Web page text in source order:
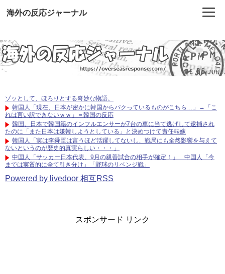
海外の反応ジャーナル
ゾッとして、ほろりとする奇妙な物語。
韓国人「現在、日本が密かに韓国からパクっているものがこちら…」→「こ
れは言い訳できないｗｗ」＝韓国の反応
韓国、日本で韓国籍のインフルエンサーが7台の車に当て逃げして逮捕され
たのに「また日本は嫌韓しようとしている」と決めつけて責任転嫁
韓国人「実は李舜臣は言うほど活躍してないし、戦局にも全然影響を与えて
ないというのが歴史的真実らしい・・・」
中国人「サッカー日本代表、9月の親善試合の相手が確定！」 中国人「今
までは実質的に全て引き分け」「野球のリベンジ戦」
Powered by livedoor 相互RSS
スポンサード リンク